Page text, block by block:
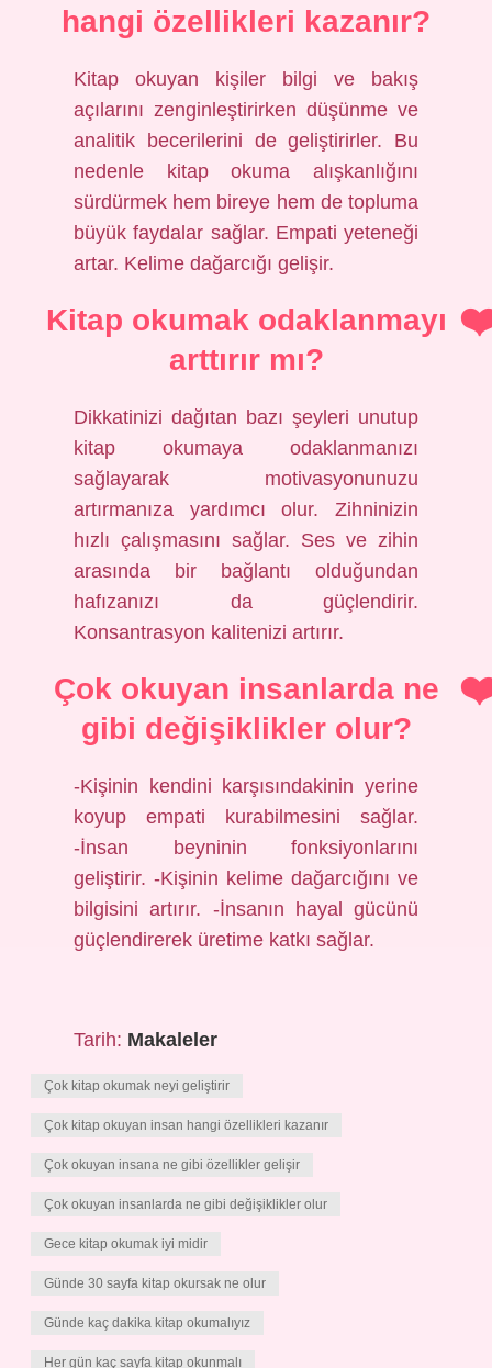
hangi özellikleri kazanır?
Kitap okuyan kişiler bilgi ve bakış
açılarını zenginleştirirken düşünme ve
analitik becerilerini de geliştirirler. Bu
nedenle kitap okuma alışkanlığını
sürdürmek hem bireye hem de topluma
büyük faydalar sağlar. Empati yeteneği
artar. Kelime dağarcığı gelişir.
Kitap okumak odaklanmayı
arttırır mı?
Dikkatinizi dağıtan bazı şeyleri unutup
kitap okumaya odaklanmanızı
sağlayarak motivasyonunuzu
artırmanıza yardımcı olur. Zihninizin
hızlı çalışmasını sağlar. Ses ve zihin
arasında bir bağlantı olduğundan
hafızanızı da güçlendirir.
Konsantrasyon kalitenizi artırır.
Çok okuyan insanlarda ne
gibi değişiklikler olur?
-Kişinin kendini karşısındakinin yerine
koyup empati kurabilmesini sağlar.
-İnsan beyninin fonksiyonlarını
geliştirir. -Kişinin kelime dağarcığını ve
bilgisini artırır. -İnsanın hayal gücünü
güçlendirerek üretime katkı sağlar.
Tarih: Makaleler
Çok kitap okumak neyi geliştirir
Çok kitap okuyan insan hangi özellikleri kazanır
Çok okuyan insana ne gibi özellikler gelişir
Çok okuyan insanlarda ne gibi değişiklikler olur
Gece kitap okumak iyi midir
Günde 30 sayfa kitap okursak ne olur
Günde kaç dakika kitap okumalıyız
Her gün kaç sayfa kitap okunmalı